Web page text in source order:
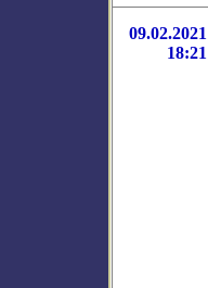
09.02.2021
18:21